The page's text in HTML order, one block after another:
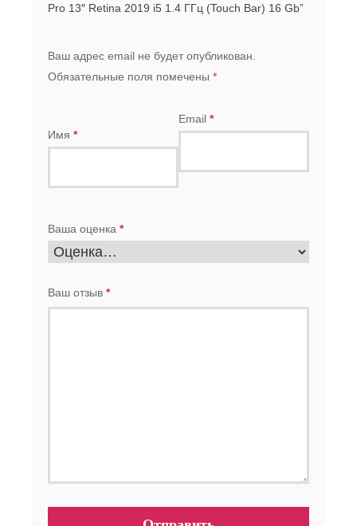
Pro 13″ Retina 2019 i5 1.4 ГГц (Touch Bar) 16 Gb”
Ваш адрес email не будет опубликован.
Обязательные поля помечены *
Имя *
Email *
Ваша оценка *
Ваш отзыв *